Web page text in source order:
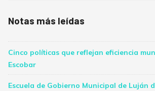
Notas más leídas
Cinco políticas que reflejan eficiencia
Escobar
Escuela de Gobierno Municipal de Luján